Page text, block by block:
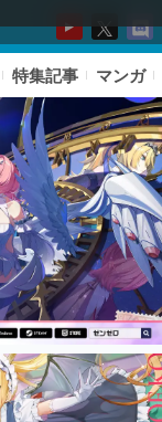
特集記事 マンガ